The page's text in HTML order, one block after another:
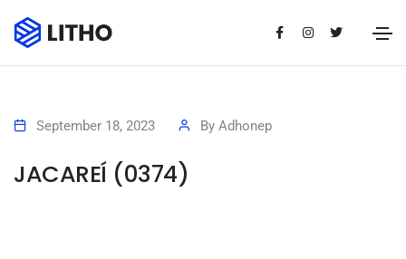
September 18, 2023 By Adhonep
JACAREÍ (0374)